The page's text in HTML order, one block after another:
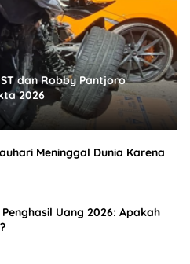
dan Robby Pantjoro
2026
Meninggal Dunia Karena
Uang 2026: Apakah